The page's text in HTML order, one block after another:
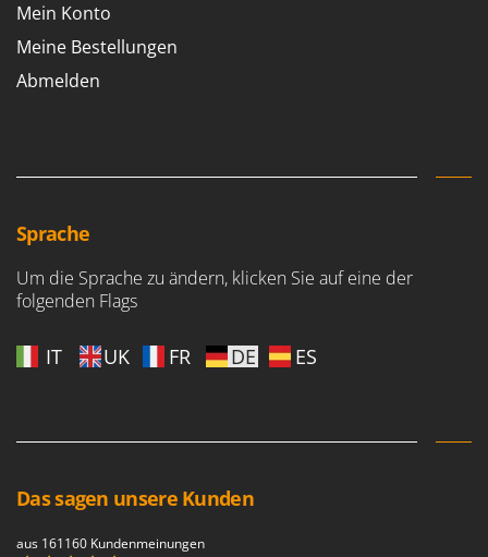
Mein Konto
Meine Bestellungen
Abmelden
Sprache
Um die Sprache zu ändern, klicken Sie auf eine der
folgenden Flags
IT UK FR DE ES
Das sagen unsere Kunden
aus 161160 Kundenmeinungen